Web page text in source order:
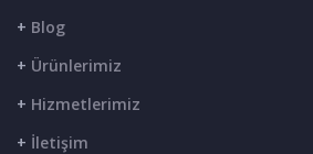
+ Blog
+ Ürünlerimiz
+ Hizmetlerimiz
+ İletişim